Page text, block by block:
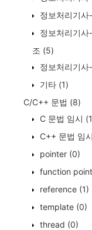
정보처리기사
정보처리기사
조 (5)
정보처리기사
기타 (1)
C/C++ 문법 (8)
C 문법 임시
C++ 문법 임시
pointer (0)
function
reference (1)
template (0)
thread (0)